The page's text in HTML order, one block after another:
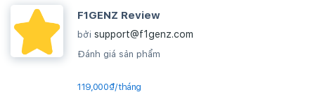
F1GENZ Review
bởi support@f1genz.com
Đánh giá sản phẩm
119,000₫/tháng